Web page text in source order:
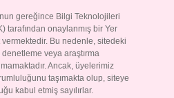
gereğince Bilgi Teknolojileri
tarafından onaylanmış bir Yer
vermektedir. Bu nedenle, sitedeki
veya araştırma
Ancak, üyelerimiz
taşımakta olup, siteye
kabul etmiş sayılırlar.